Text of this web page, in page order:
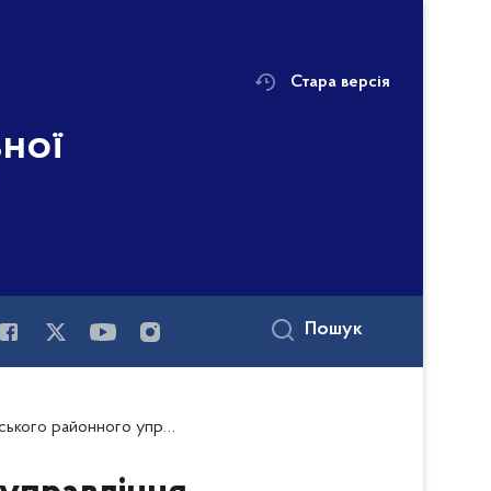
Стара версія
Пошук
управління поліції №1